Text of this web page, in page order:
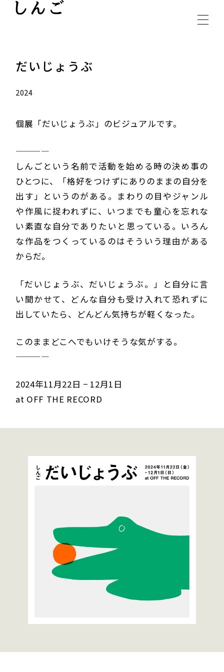
INSTAGRAM
だいじょうぶ
2024
個展「だいじょうぶ」のビジュアルです。
————
しんごという名前で活動を始める時の決め事の
ひとつに、「格好をつけずにありのままの自分を
出す」というのがある。まわりの目やジャンル
や作風に捉われずに、いつまでも童心を忘れな
い素直な自分でありたいと思っている。いろん
な作品をつくっているのはそういう理由がある
からだ。
「だいじょうぶ、だいじょうぶ。」と自分に言
い聞かせて、どんな自分も受け入れて恐れずに
出していたら、どんどん気持ちが軽くなった。
このままどこへでもいけそうな気がする。
————
2024年11月22日 − 12月1日
at OFF THE RECORD